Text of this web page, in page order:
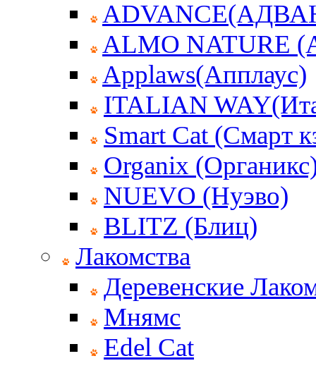
ALMO
Applaws(Апплаус)
ITALIAN
Smart Cat (Смарт
Organix
NUEVO (Нуэво)
BLITZ (Блиц)
Лакомства
Деревенские
Мнямс
Edel Cat